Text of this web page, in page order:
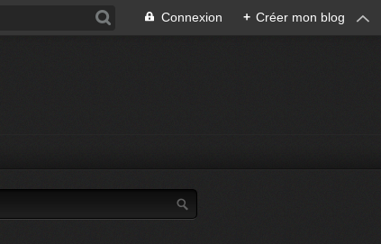
Connexion + Créer mon blog